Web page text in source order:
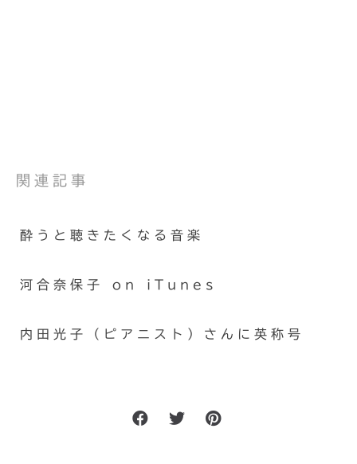
関連記事
酔うと聴きたくなる音楽
河合奈保子 on iTunes
内田光子（ピアニスト）さんに英称号